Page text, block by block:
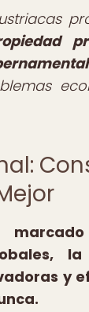
y